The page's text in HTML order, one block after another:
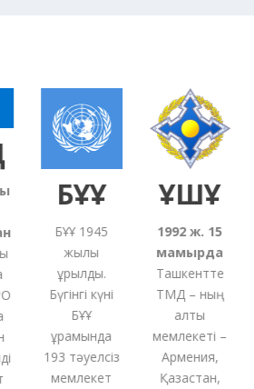
БҰҰ
БҰҰ 1945
жылы
құрылды.
Бүгінгі күні
БҰҰ
құрамында
193 тәуелсіз
мемлекет
ҰҚШҰ
1992 ж. 15
мамырда
Ташкентте
ТМД – ның
алты
мемлекеті –
Армения,
Қазақстан,